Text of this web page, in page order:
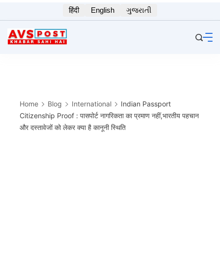
to
content
हिंदी English ગુજરાતી
Home Blog International
Indian Passport
Citizenship Proof : पासपोर्ट नागरिकता का प्रमाण नहीं,भारतीय पहचान
और दस्तावेजों को लेकर क्या है कानूनी स्थिति